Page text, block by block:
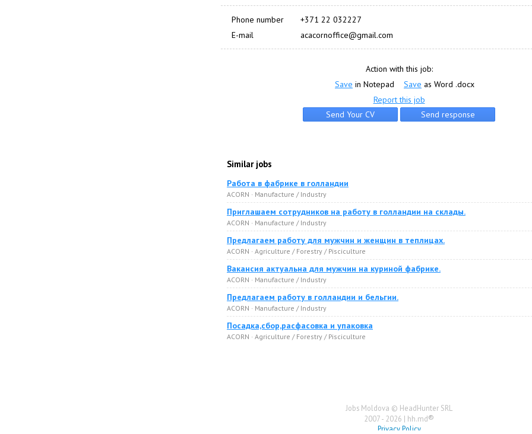
Phone number
+371 22 032227
E-mail
acacornoffice@gmail.com
Action with this job:
Save in Notepad Save as Word .docx
Report this job
Similar jobs
Работа в фабрике в голландии
ACORN · Manufacture / Industry
Приглашаем сотрудников на работу в голландии на склады.
ACORN · Manufacture / Industry
Предлагаем работу для мужчин и женщин в теплицах.
ACORN · Agriculture / Forestry / Pisciculture
Вакансия актуальна для мужчин на куриной фабрике.
ACORN · Manufacture / Industry
Предлагаем работу в голландии и бельгии.
ACORN · Manufacture / Industry
Посадка,сбор,расфасовка и упаковка
ACORN · Agriculture / Forestry / Pisciculture
Jobs Moldova © HeadHunter SRL
2007 - 2026 | hh.md®
Privacy Policy